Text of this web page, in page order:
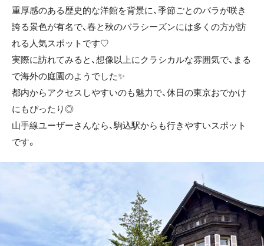
重厚感のある歴史的な洋館を背景に、季節ごとのバラが咲き
誇る景色が有名で、春と秋のバラシーズンには多くの方が訪
れる人気スポットです♡
実際に訪れてみると、想像以上にクラシカルな雰囲気で、まる
で海外の庭園のようでした✨
都内からアクセスしやすいのも魅力で、休日の東京おでかけ
にもぴったり◎
山手線ユーザーさんなら、駒込駅からも行きやすいスポット
です。